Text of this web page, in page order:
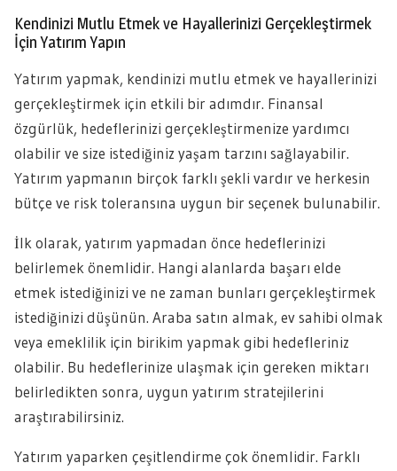
Kendinizi Mutlu Etmek ve Hayallerinizi Gerçekleştirmek
İçin Yatırım Yapın
Yatırım yapmak, kendinizi mutlu etmek ve hayallerinizi
gerçekleştirmek için etkili bir adımdır. Finansal
özgürlük, hedeflerinizi gerçekleştirmenize yardımcı
olabilir ve size istediğiniz yaşam tarzını sağlayabilir.
Yatırım yapmanın birçok farklı şekli vardır ve herkesin
bütçe ve risk toleransına uygun bir seçenek bulunabilir.
İlk olarak, yatırım yapmadan önce hedeflerinizi
belirlemek önemlidir. Hangi alanlarda başarı elde
etmek istediğinizi ve ne zaman bunları gerçekleştirmek
istediğinizi düşünün. Araba satın almak, ev sahibi olmak
veya emeklilik için birikim yapmak gibi hedefleriniz
olabilir. Bu hedeflerinize ulaşmak için gereken miktarı
belirledikten sonra, uygun yatırım stratejilerini
araştırabilirsiniz.
Yatırım yaparken çeşitlendirme çok önemlidir. Farklı